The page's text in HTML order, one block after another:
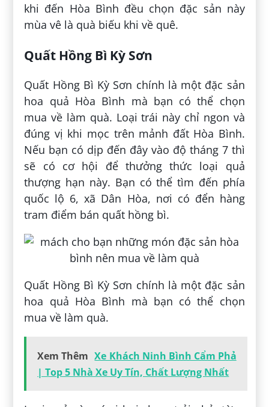
khi đến Hòa Bình đều chọn đặc sản này
mùa vê là quà biếu khi về quê.
Quất Hồng Bì Kỳ Sơn
Quất Hồng Bì Kỳ Sơn chính là một đặc sản
hoa quả Hòa Bình mà bạn có thể chọn
mua về làm quà. Loại trái này chỉ ngon và
đúng vị khi mọc trên mảnh đất Hòa Bình.
Nếu bạn có dịp đến đây vào độ tháng 7 thì
sẽ có cơ hội để thưởng thức loại quả
thượng hạn này. Bạn có thể tìm đến phía
quốc lộ 6, xã Dân Hòa, nơi có đển hàng
tram điểm bán quất hồng bì.
Quất Hồng Bì Kỳ Sơn chính là một đặc sản
hoa quả Hòa Bình mà bạn có thể chọn
mua về làm quà.
Xem Thêm Xe Khách Ninh Bình Cẩm Phả
| Top 5 Nhà Xe Uy Tín, Chất Lượng Nhất